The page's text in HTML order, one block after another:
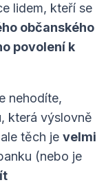
lidem, kteří se
občanského
povolení k
nehodíte,
která výslovně
těch je velmi
(nebo je